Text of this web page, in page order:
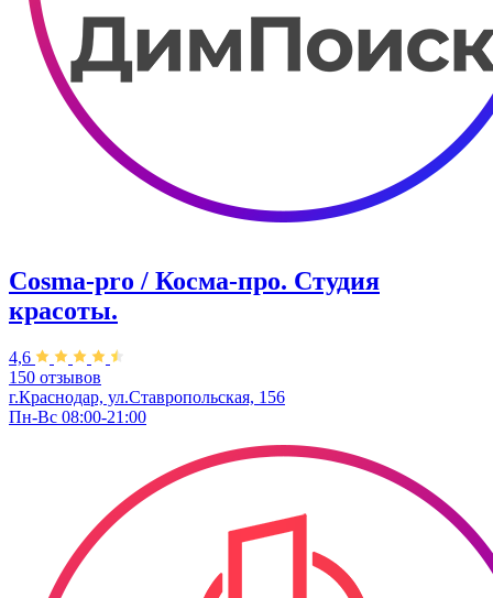
Cosma-pro / Косма-про. Студия
красоты.
4,6
150 отзывов
г.Краснодар, ул.Ставропольская, 156
Пн-Вс 08:00-21:00